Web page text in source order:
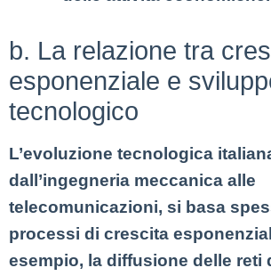
b. La relazione tra
esponenziale e
tecnologico
L’evoluzione tecnologica
dall’ingegneria meccanica alle
telecomunicazioni, si basa
processi di crescita
esempio, la diffusione delle reti